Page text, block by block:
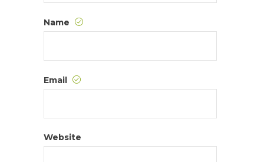
Name
Email
Website